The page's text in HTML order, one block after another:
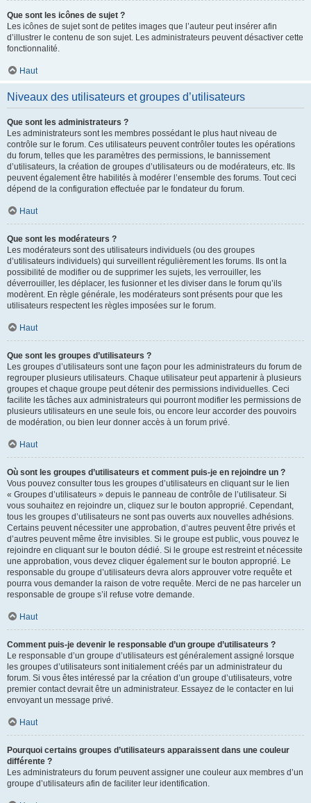
Que sont les icônes de sujet ?
Les icônes de sujet sont de petites images que l’auteur peut insérer afin
d’illustrer le contenu de son sujet. Les administrateurs peuvent désactiver cette
fonctionnalité.
Haut
Niveaux des utilisateurs et groupes d’utilisateurs
Que sont les administrateurs ?
Les administrateurs sont les membres possédant le plus haut niveau de
contrôle sur le forum. Ces utilisateurs peuvent contrôler toutes les opérations
du forum, telles que les paramètres des permissions, le bannissement
d’utilisateurs, la création de groupes d’utilisateurs ou de modérateurs, etc. Ils
peuvent également être habilités à modérer l’ensemble des forums. Tout ceci
dépend de la configuration effectuée par le fondateur du forum.
Haut
Que sont les modérateurs ?
Les modérateurs sont des utilisateurs individuels (ou des groupes
d’utilisateurs individuels) qui surveillent régulièrement les forums. Ils ont la
possibilité de modifier ou de supprimer les sujets, les verrouiller, les
déverrouiller, les déplacer, les fusionner et les diviser dans le forum qu’ils
modèrent. En règle générale, les modérateurs sont présents pour que les
utilisateurs respectent les règles imposées sur le forum.
Haut
Que sont les groupes d’utilisateurs ?
Les groupes d’utilisateurs sont une façon pour les administrateurs du forum de
regrouper plusieurs utilisateurs. Chaque utilisateur peut appartenir à plusieurs
groupes et chaque groupe peut détenir des permissions individuelles. Ceci
facilite les tâches aux administrateurs qui pourront modifier les permissions de
plusieurs utilisateurs en une seule fois, ou encore leur accorder des pouvoirs
de modération, ou bien leur donner accès à un forum privé.
Haut
Où sont les groupes d’utilisateurs et comment puis-je en rejoindre un ?
Vous pouvez consulter tous les groupes d’utilisateurs en cliquant sur le lien
« Groupes d’utilisateurs » depuis le panneau de contrôle de l’utilisateur. Si
vous souhaitez en rejoindre un, cliquez sur le bouton approprié. Cependant,
tous les groupes d’utilisateurs ne sont pas ouverts aux nouvelles adhésions.
Certains peuvent nécessiter une approbation, d’autres peuvent être privés et
d’autres peuvent même être invisibles. Si le groupe est public, vous pouvez le
rejoindre en cliquant sur le bouton dédié. Si le groupe est restreint et nécessite
une approbation, vous devez cliquer également sur le bouton approprié. Le
responsable du groupe d’utilisateurs devra alors approuver votre requête et
pourra vous demander la raison de votre requête. Merci de ne pas harceler un
responsable de groupe s’il refuse votre demande.
Haut
Comment puis-je devenir le responsable d’un groupe d’utilisateurs ?
Le responsable d’un groupe d’utilisateurs est généralement assigné lorsque
les groupes d’utilisateurs sont initialement créés par un administrateur du
forum. Si vous êtes intéressé par la création d’un groupe d’utilisateurs, votre
premier contact devrait être un administrateur. Essayez de le contacter en lui
envoyant un message privé.
Haut
Pourquoi certains groupes d’utilisateurs apparaissent dans une couleur
différente ?
Les administrateurs du forum peuvent assigner une couleur aux membres d’un
groupe d’utilisateurs afin de faciliter leur identification.